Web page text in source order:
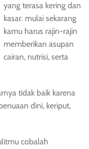
yang terasa kering dan
kasar. mulai sekarang
kamu harus rajin-rajin
memberikan asupan
cairan, nutrisi, serta
tidak baik karena
dini, keriput,
cobalah